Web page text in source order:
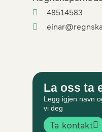
48514583
La oss ta
Legg igjen navn
vi deg
Ta kontakt